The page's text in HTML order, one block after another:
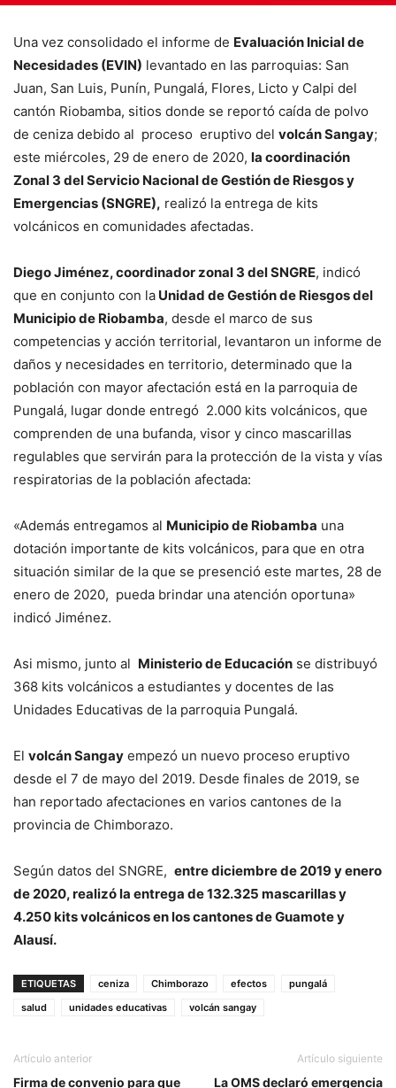
Una vez consolidado el informe de Evaluación Inicial de
Necesidades (EVIN) levantado en las parroquias: San
Juan, San Luis, Punín, Pungalá, Flores, Licto y Calpi del
cantón Riobamba, sitios donde se reportó caída de polvo
de ceniza debido al proceso eruptivo del volcán Sangay;
este miércoles, 29 de enero de 2020, la coordinación
Zonal 3 del Servicio Nacional de Gestión de Riesgos y
Emergencias (SNGRE), realizó la entrega de kits
volcánicos en comunidades afectadas.
Diego Jiménez, coordinador zonal 3 del SNGRE, indicó
que en conjunto con la Unidad de Gestión de Riesgos del
Municipio de Riobamba, desde el marco de sus
competencias y acción territorial, levantaron un informe de
daños y necesidades en territorio, determinado que la
población con mayor afectación está en la parroquia de
Pungalá, lugar donde entregó 2.000 kits volcánicos, que
comprenden de una bufanda, visor y cinco mascarillas
regulables que servirán para la protección de la vista y vías
respiratorias de la población afectada:
«Además entregamos al Municipio de Riobamba una
dotación importante de kits volcánicos, para que en otra
situación similar de la que se presenció este martes, 28 de
enero de 2020, pueda brindar una atención oportuna»
indicó Jiménez.
Asi mismo, junto al Ministerio de Educación se distribuyó
368 kits volcánicos a estudiantes y docentes de las
Unidades Educativas de la parroquia Pungalá.
El volcán Sangay empezó un nuevo proceso eruptivo
desde el 7 de mayo del 2019. Desde finales de 2019, se
han reportado afectaciones en varios cantones de la
provincia de Chimborazo.
Según datos del SNGRE, entre diciembre de 2019 y enero
de 2020, realizó la entrega de 132.325 mascarillas y
4.250 kits volcánicos en los cantones de Guamote y
Alausí.
ETIQUETAS ceniza Chimborazo efectos
pungalá
salud
unidades educativas volcán sangay
Artículo anterior
Firma de convenio para que
Artículo siguiente
La OMS declaró emergencia